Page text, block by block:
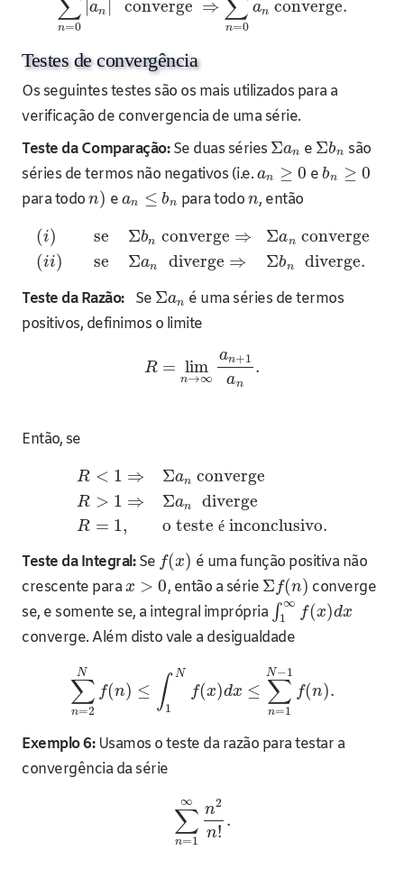
∑
n=0
|an converge ⇒ ∑
n=0
an converge.
Testes de convergência
Os seguintes testes são os mais utilizados para a
verificação de convergencia de uma série.
Teste da Comparação:Se duas séries Σan e Σbn são
séries de termos não negativos (i.e. an ≥ 0 ebn ≥ 0
para todo n) ean ≤ bn para todo n, então
(i)
(ii)
se Σbn converge ⇒
se
Σan diverge ⇒
Σan converge
Σbn diverge.
Teste da Razão: Se Σan é uma séries de termos
positivos, definimos o limite
R = lim
n→∞
an+1
an
.
Então, se
R < 1 ⇒
R > 1 ⇒
R = 1,
Σan converge
Σan
diverge
o teste éinconclusivo.
Teste da Integral:Se f(x) é uma função positiva não
crescente parax > 0, então a série Σ f(n) converge
se, e somente se, a integral imprópria ∫ ∞
1
f(x)dx
converge. Além disto vale a desigualdade
∑
n=2
N
f(n) ≤ ∫ N
1
f(x)dx ≤ ∑
n=1
N−1
f(n).
Exemplo 6: Usamos o teste da razão para testar a
convergência da série
∑
n=1
∞ n2
n!
.